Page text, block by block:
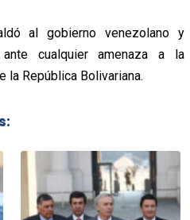
al gobierno venezolano y
cualquier amenaza a la
la República Bolivariana.